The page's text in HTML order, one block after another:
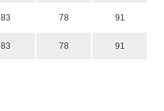
83 78 91
83 78 91